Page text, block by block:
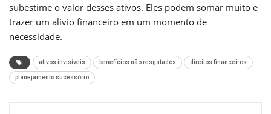
subestime o valor desses ativos. Eles podem somar muito e
trazer um alívio financeiro em um momento de
necessidade.
ativos invisíveis benefícios não resgatados direitos financeiros
planejamento sucessório